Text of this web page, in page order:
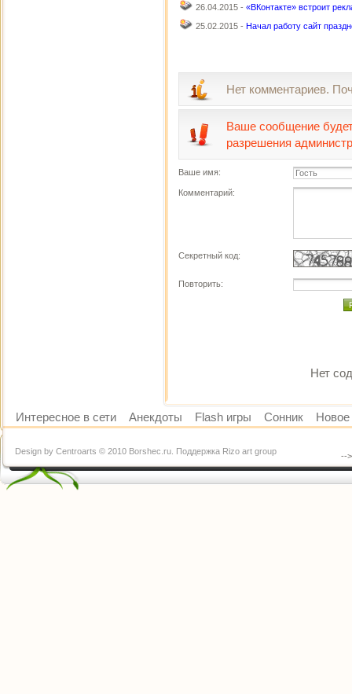
26.04.2015 - «ВКонтакте» встроит
25.02.2015 - Начал работу сайт
Нет комментариев.
Ваше сообщение
разрешения
Ваше имя:
Комментарий:
Секретный код:
Повторить:
Нет
Интересное в сети Анекдоты Flash игры Сонник Новое
Design by Centroarts © 2010 Borshec.ru. Поддержка Rizo art group --